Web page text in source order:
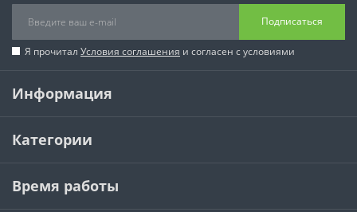
Подписаться
Я прочитал Условия соглашения и согласен с условиями
Информация
Категории
Время работы